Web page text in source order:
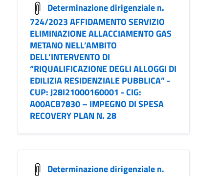
Determinazione dirigenziale n.
724/2023 AFFIDAMENTO SERVIZIO
ELIMINAZIONE ALLACCIAMENTO GAS
METANO NELL’AMBITO
DELL’INTERVENTO DI
“RIQUALIFICAZIONE DEGLI ALLOGGI DI
EDILIZIA RESIDENZIALE PUBBLICA” -
CUP: J28I21000160001 - CIG:
A00ACB7830 – IMPEGNO DI SPESA
RECOVERY PLAN N. 28
Determinazione dirigenziale n.